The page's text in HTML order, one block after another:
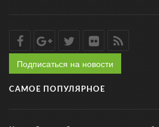
Подписаться на новости
САМОЕ ПОПУЛЯРНОЕ